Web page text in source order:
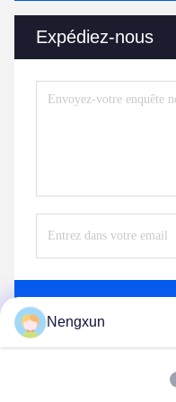
Expédiez-nous
Nengxun